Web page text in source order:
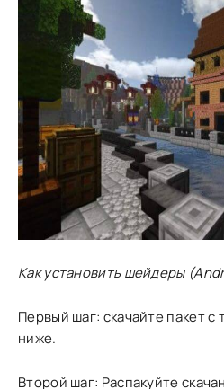
Как установить шейдеры
Первый шаг: скачайте пакет с
ниже.
Второй шаг: Распакуйте